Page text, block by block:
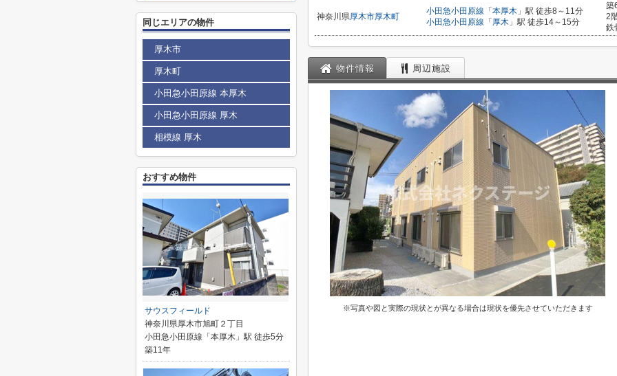
神奈川県厚木市厚木町
小田急小田原線 「 本厚木 」駅 徒歩8～11分
小田急小田原線 「 厚木 」駅 徒歩14～15分
築
2
鉄
物件情報 周辺施設
※写真や図と実際の現状とが異なる場合は現状を優先させていただきます
同じエリアの物件
厚木市
厚木町
小田急小田原線 本厚木
小田急小田原線 厚木
相模線 厚木
おすすめ物件
サウスフィールド
神奈川県厚木市旭町２丁目
小田急小田原線「本厚木」駅 徒歩5分
築11年